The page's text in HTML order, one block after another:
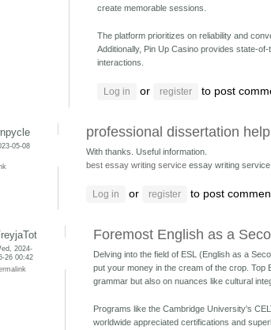
create memorable sessions.
The platform prioritizes on reliability and
Additionally, Pin Up Casino provides state-
interactions.
Log in or register to post
05-08
professional dissertation
With thanks. Useful information.
best essay writing service essay writing service
Log in or register to post
2024-
26 00:42
Foremost English as a
Delving into the field of ESL (English as a
put your money in the cream of the crop. Top
grammar but also on nuances like cultural
Programs like the Cambridge University's
worldwide appreciated certifications and